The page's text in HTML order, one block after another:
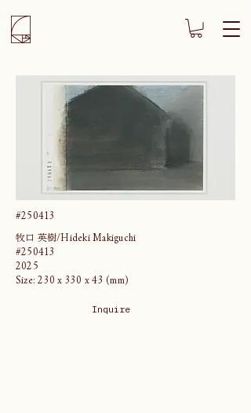
#250413
牧口 英樹/Hideki Makiguchi
#250413
2025
Size: 230 x 330 x 43 (mm)
Inquire